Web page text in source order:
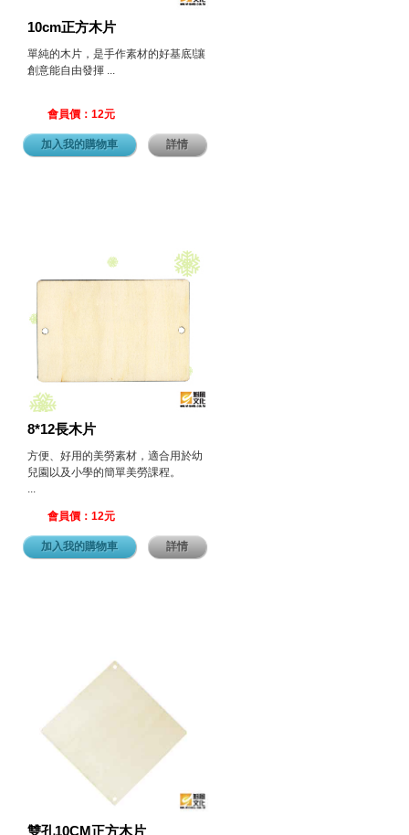
10cm正方木片
單純的木片，是手作素材的好基底!讓
創意能自由發揮 ...
會員價：12元
加入我的購物車 詳情
8*12長木片
方便、好用的美勞素材，適合用於幼
兒園以及小學的簡單美勞課程。
...
會員價：12元
加入我的購物車 詳情
雙孔10CM正方木片